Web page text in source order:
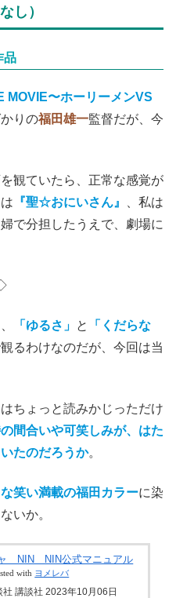
し）
品
MOVIE〜ホーリーメンVS
りの福田雄一監督だが、今
観ていたら、正常な感覚が
『聖☆おにいさん』
、私は
で分担したうえで、劇場に
「ゆるさ」 と
「くだらな
るわけなのだが、今回は当
ちょっと読みかじっただけ
間合いや可笑しみが、はた
たのだろうか。
笑い満載の福田カラーに染
いか。
NIN NIN公式マニュアル
with ヨメレバ
社 講談社 2023年10月06日